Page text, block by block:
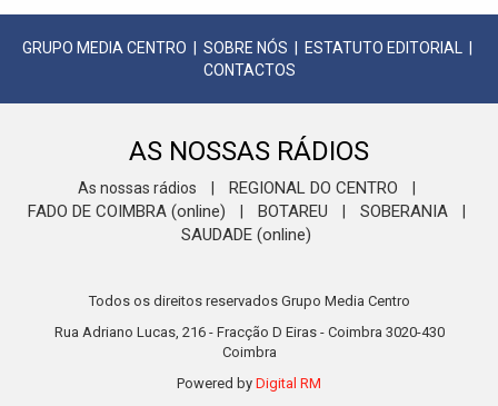
GRUPO MEDIA CENTRO SOBRE NÓS ESTATUTO EDITORIAL
CONTACTOS
AS NOSSAS RÁDIOS
As nossas rádios REGIONAL DO CENTRO
FADO DE COIMBRA (online) BOTAREU SOBERANIA
SAUDADE (online)
Todos os direitos reservados Grupo Media Centro
Rua Adriano Lucas, 216 - Fracção D Eiras - Coimbra 3020-430
Coimbra
Powered by Digital RM